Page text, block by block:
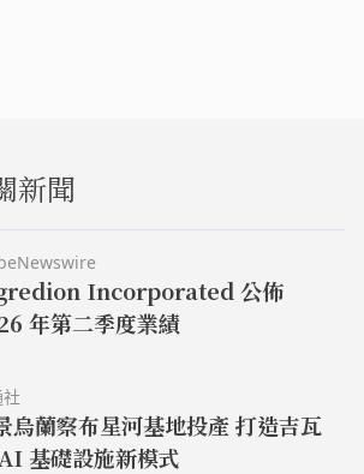
新聞
Incorporated 公佈
年第二季度業績
烏蘭察布星河基地投產 打造吉瓦
基礎設施新模式